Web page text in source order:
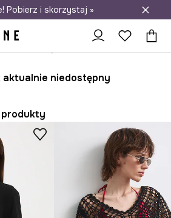
dostawa do salonów
Pobierz i skorzystaj »
niedostępny